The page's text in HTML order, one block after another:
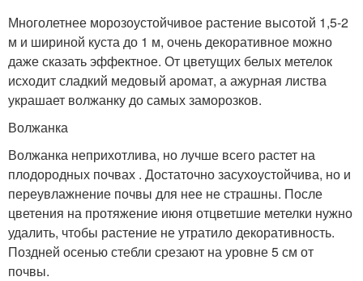
Многолетнее морозоустойчивое растение высотой 1,5-2
м и шириной куста до 1 м, очень декоративное можно
даже сказать эффектное. От цветущих белых метелок
исходит сладкий медовый аромат, а ажурная листва
украшает волжанку до самых заморозков.
Волжанка
Волжанка неприхотлива, но лучше всего растет на
плодородных почвах . Достаточно засухоустойчива, но и
переувлажнение почвы для нее не страшны. После
цветения на протяжение июня отцветшие метелки нужно
удалить, чтобы растение не утратило декоративность.
Поздней осенью стебли срезают на уровне 5 см от
почвы.